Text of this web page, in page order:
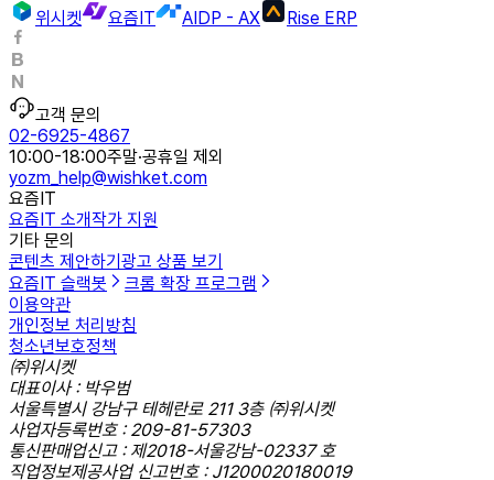
위시켓
요즘IT AIDP - AX Rise ERP
고객 문의
02-6925-4867
10:00-18:00주말·공휴일 제외
yozm_help@wishket.com
요즘IT
요즘IT 소개작가 지원
기타 문의
콘텐츠 제안하기 광고 상품 보기
요즘IT 슬랙봇
크롬 확장 프로그램
이용약관
개인정보 처리방침
청소년보호정책
㈜위시켓
대표이사 : 박우범
서울특별시 강남구 테헤란로 211 3층 ㈜위시켓
사업자등록번호 : 209-81-57303
통신판매업신고 : 제2018-서울강남-02337 호
직업정보제공사업 신고번호 : J1200020180019